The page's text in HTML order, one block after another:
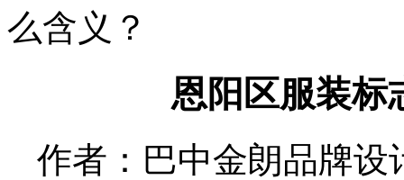
么含义？
恩阳区服装标
作者：巴中金朗品牌设